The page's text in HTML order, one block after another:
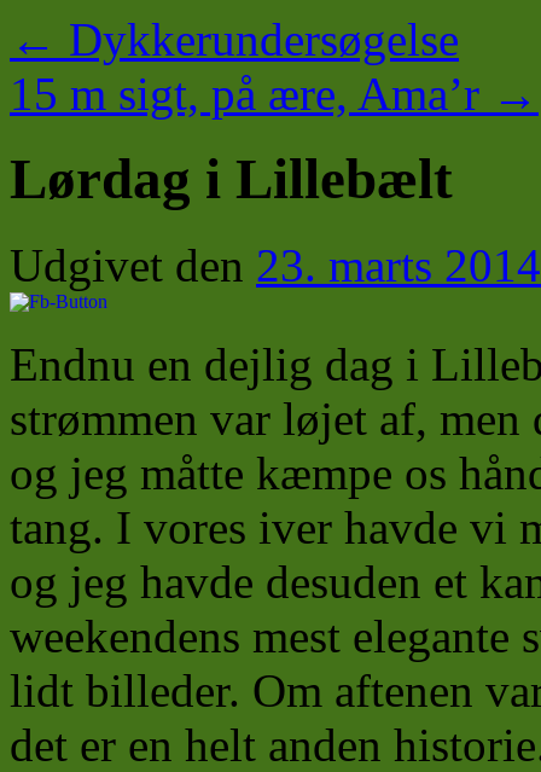
← Dykkerundersøgelse
15 m sigt, på ære, Ama’r →
Lørdag i Lillebælt
Udgivet den 23. marts 2014
Endnu en dejlig dag i
strømmen var løjet af,
og jeg måtte kæmpe os
tang. I vores iver havde vi
og jeg havde desuden et
weekendens mest
lidt billeder. Om aftenen
det er en helt anden